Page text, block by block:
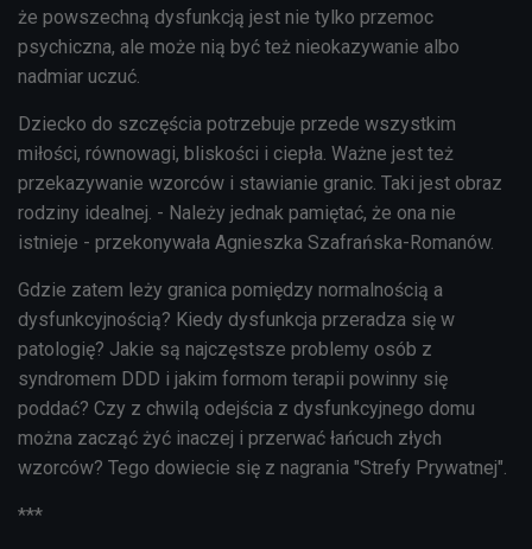
że powszechną dysfunkcją jest nie tylko przemoc
psychiczna, ale może nią być też nieokazywanie albo
nadmiar uczuć.
Dziecko do szczęścia potrzebuje przede wszystkim
miłości, równowagi, bliskości i ciepła. Ważne jest też
przekazywanie wzorców i stawianie granic. Taki jest obraz
rodziny idealnej. - Należy jednak pamiętać, że ona nie
istnieje - przekonywała Agnieszka Szafrańska-Romanów.
Gdzie zatem leży granica pomiędzy normalnością a
dysfunkcyjnością? Kiedy dysfunkcja przeradza się w
patologię? Jakie są najczęstsze problemy osób z
syndromem DDD i jakim formom terapii powinny się
poddać? Czy z chwilą odejścia z dysfunkcyjnego domu
można zacząć żyć inaczej i przerwać łańcuch złych
wzorców? Tego dowiecie się z nagrania "Strefy Prywatnej".
***